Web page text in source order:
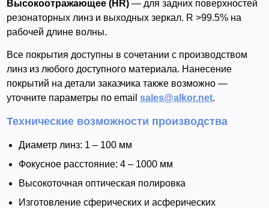
Высокоотражающее (HR) — для задних поверхностей
резонаторных линз и выходных зеркал. R >99.5% на
рабочей длине волны.
Все покрытия доступны в сочетании с производством
линз из любого доступного материала. Нанесение
покрытий на детали заказчика также возможно —
уточните параметры по emailsales@alkor.net.
Технические возможности производства
Диаметр линз: 1 – 100 мм
Фокусное расстояние: 4 – 1000 мм
Высокоточная оптическая полировка
Изготовление сферических и асферических